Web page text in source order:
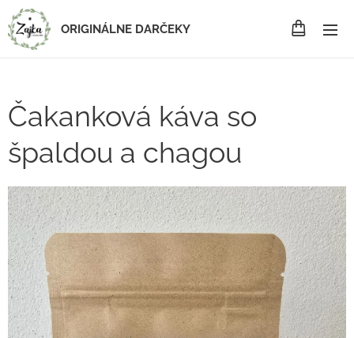
ORIGINÁLNE DARČEKY
Čakanková káva so
špaldou a chagou